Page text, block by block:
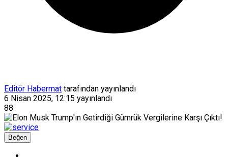
Editör Habermat tarafından yayınlandı
6 Nisan 2025, 12:15 yayınlandı
88
Beğen